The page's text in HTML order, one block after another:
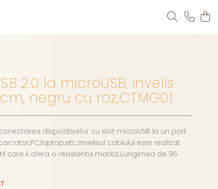
2.0 la microUSB, invelis
negru cu roz,CTMG01
dispozitivelor cu slot microUSB la un port
cablului este realizat
care ii ofera o rezistenta marita.Lungimea de 95